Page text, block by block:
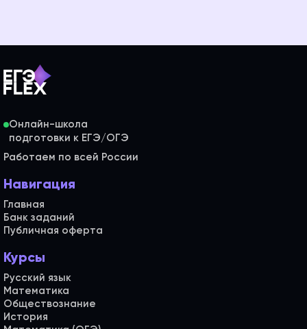
Онлайн-школа
Работаем по всей России
Навигация
Главная
Банк заданий
Публичная оферта
Курсы
Русский язык
Математика
Обществознание
История